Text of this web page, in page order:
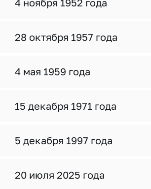
4 ноября 1952 года
28 октября 1957 года
4 мая 1959 года
15 декабря 1971 года
5 декабря 1997 года
20 июля 2025 года